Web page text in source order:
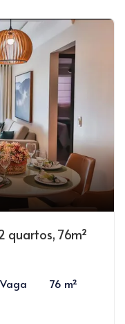
quartos, 76m²
Vaga 76 m²